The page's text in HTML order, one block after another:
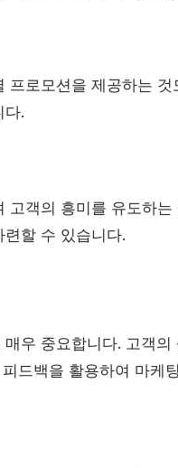
프로모션을 제공하는
다.
고객의 흥미를 유도하
할 수 있습니다.
우 중요합니다. 고객
드백을 활용하여 마케